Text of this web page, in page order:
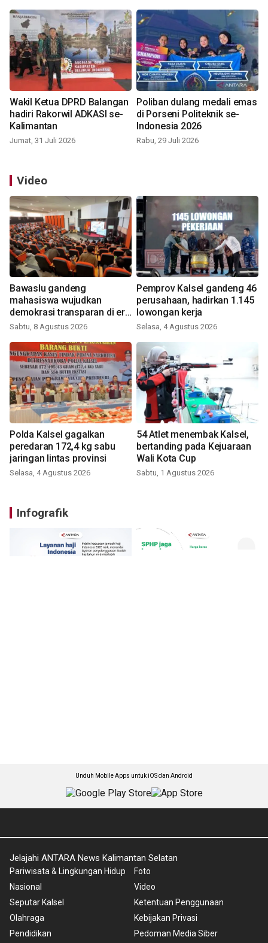
Wakil Ketua DPRD Balangan
hadiri Rakorwil ADKASI se-
Kalimantan
Jumat, 31 Juli 2026
Poliban dulang medali emas
di Porseni Politeknik se-
Indonesia 2026
Rabu, 29 Juli 2026
Video
Bawaslu gandeng
mahasiswa wujudkan
demokrasi transparan di era
digital
Sabtu, 8 Agustus 2026
Pemprov Kalsel gandeng 46
perusahaan, hadirkan 1.145
lowongan kerja
Selasa, 4 Agustus 2026
Polda Kalsel gagalkan
peredaran 172,4 kg sabu
jaringan lintas provinsi
Selasa, 4 Agustus 2026
54 Atlet menembak Kalsel,
bertanding pada Kejuaraan
Wali Kota Cup
Sabtu, 1 Agustus 2026
Infografik
Unduh Mobile Apps untuk iOS dan Android
Jelajahi ANTARA News Kalimantan Selatan
Pariwisata & Lingkungan Hidup
Nasional
Seputar Kalsel
Olahraga
Pendidikan
Foto
Video
Ketentuan Penggunaan
Kebijakan Privasi
Pedoman Media Siber